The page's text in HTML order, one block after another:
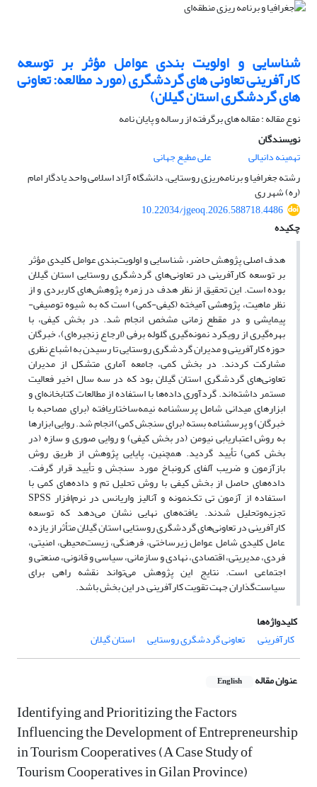
شناسایی و اولویت بندی عوامل مؤثر بر توسعه
کارآفرینی تعاونی های گردشگری (مورد مطالعه: تعاونی
های گردشگری استان گیلان)
نوع مقاله : مقاله های برگرفته از رساله و پایان نامه
نویسندگان
تهمینه دانیالی
علی مطیع جهانی
رشته جغرافیا و برنامه‌ریزی روستایی، دانشگاه آزاد اسلامی واحد یادگار امام
(ره) شهر ری
10.22034/jgeoq.2026.588718.4486
چکیده
هدف اصلی پژوهش حاضر، شناسایی و اولویت‌بندی عوامل کلیدی مؤثر
بر توسعه کارآفرینی در تعاونی‌های گردشگری روستایی استان گیلان
بوده است. این تحقیق از نظر هدف در زمره پژوهش‌های کاربردی و از
نظر ماهیت، پژوهشی آمیخته (کیفی-کمی) است که به شیوه توصیفی-
پیمایشی و در مقطع زمانی مشخص انجام شد. در بخش کیفی، با
بهره‌گیری از رویکرد نمونه‌گیری گلوله برفی (ارجاع زنجیره‌ای)، خبرگان
حوزه کارآفرینی و مدیران گردشگری روستایی تا رسیدن به اشباع نظری
مشارکت کردند. در بخش کمی، جامعه آماری متشکل از مدیران
تعاونی‌های گردشگری استان گیلان بود که در سه سال اخیر فعالیت
مستمر داشته‌اند. گردآوری داده‌ها با استفاده از مطالعات کتابخانه‌ای و
ابزارهای میدانی شامل پرسشنامه نیمه‌ساختاریافته (برای مصاحبه با
خبرگان) و پرسشنامه بسته (برای سنجش کمی) انجام شد. روایی ابزارها
به روش اعتباریابی نیومن (در بخش کیفی) و روایی صوری و سازه (در
بخش کمی) تأیید گردید. همچنین، پایایی پژوهش از طریق روش
بازآزمون و ضریب آلفای کرونباخ مورد سنجش و تأیید قرار گرفت.
داده‌های حاصل از بخش کیفی با روش تحلیل تم و داده‌های کمی با
استفاده از آزمون تی تک‌نمونه و آنالیز واریانس در نرم‌افزار SPSS
تجزیه‌وتحلیل شدند. یافته‌های نهایی نشان می‌دهد که توسعه
کارآفرینی در تعاونی‌های گردشگری روستایی استان گیلان متأثر از یازده
عامل کلیدی شامل عوامل زیرساختی، فرهنگی، زیست‌محیطی، امنیتی،
فردی، مدیریتی، اقتصادی، نهادی و سازمانی، سیاسی و قانونی، صنعتی و
اجتماعی است. نتایج این پژوهش می‌تواند نقشه راهی برای
سیاست‌گذاران جهت تقویت کارآفرینی در این بخش باشد.
کلیدواژه‌ها
کارآفرینی
تعاونی گردشگری روستایی استان گیلان
عنوان مقاله English
Identifying and Prioritizing the Factors
Influencing the Development of Entrepreneurship
in Tourism Cooperatives (A Case Study of
Tourism Cooperatives in Gilan Province)